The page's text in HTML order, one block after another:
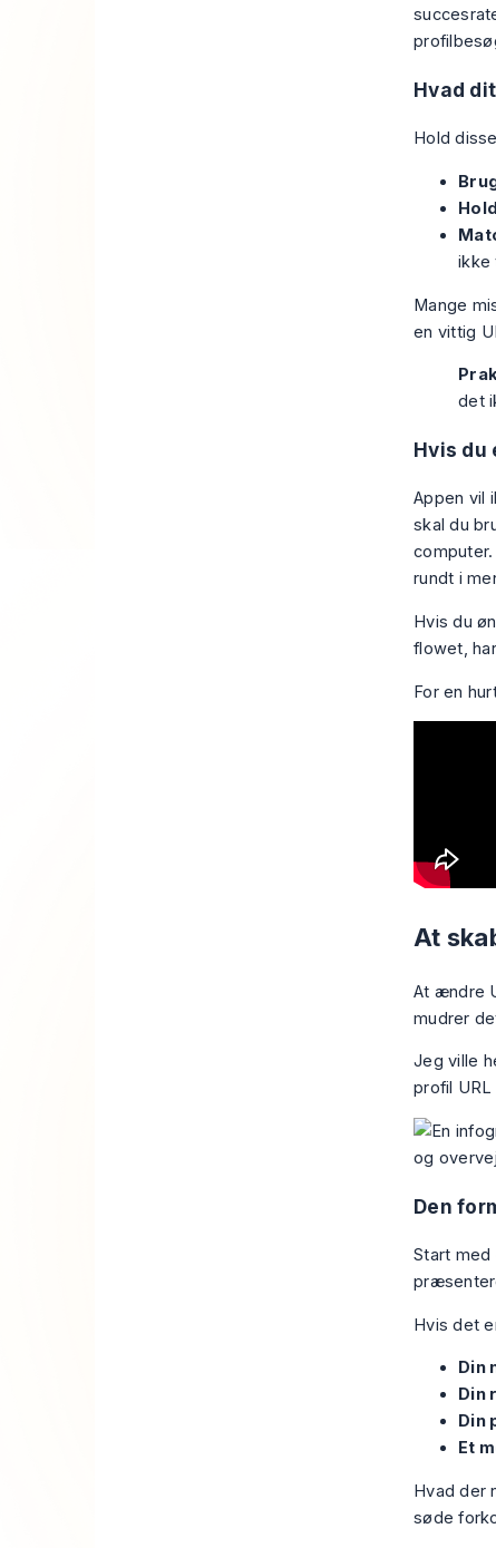
Hvad
Hold
ikke
Mange
en vittig
det
Hvis du
Appen vil
skal du
rundt i
Hvis du
flowet,
For en
At
At ændre
mudrer
Jeg ville
profil
Den
Start
Hvis det
Din
Din
Din
Et
Hvad der
søde